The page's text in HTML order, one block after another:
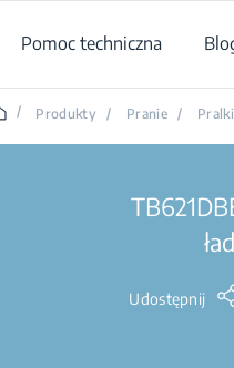
Pomoc techniczna
/ Produkty / Pranie / Pralki
Udostępnij